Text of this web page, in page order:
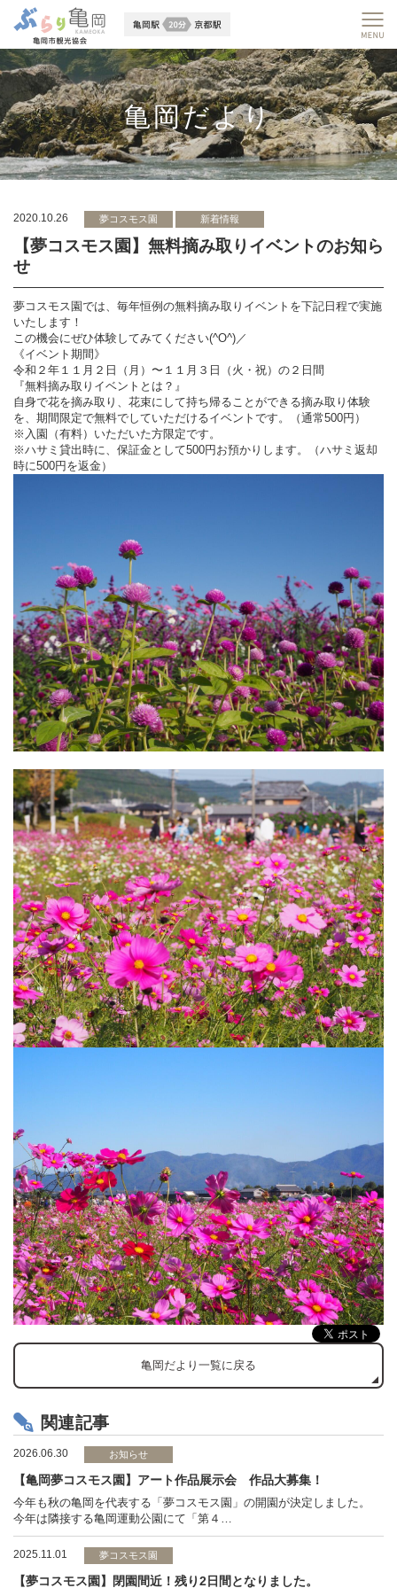
亀岡だより
2020.10.26 夢コスモス園 新着情報
【夢コスモス園】無料摘み取りイベントのお知ら
せ
夢コスモス園では、毎年恒例の無料摘み取りイベントを下記日程で実施
いたします！
この機会にぜひ体験してみてください(^O^)／
《イベント期間》
令和２年１１月２日（月）〜１１月３日（火・祝）の２日間
『無料摘み取りイベントとは？』
自身で花を摘み取り、花束にして持ち帰ることができる摘み取り体験
を、期間限定で無料でしていただけるイベントです。（通常500円）
※入園（有料）いただいた方限定です。
※ハサミ貸出時に、保証金として500円お預かりします。（ハサミ返却
時に500円を返金）
亀岡だより一覧に戻る
関連記事
2026.06.30 お知らせ
【亀岡夢コスモス園】アート作品展示会 作品大募集！
今年も秋の亀岡を代表する「夢コスモス園」の開園が決定しました。
今年は隣接する亀岡運動公園にて「第４…
2025.11.01 夢コスモス園
【夢コスモス園】閉園間近！残り2日間となりました。